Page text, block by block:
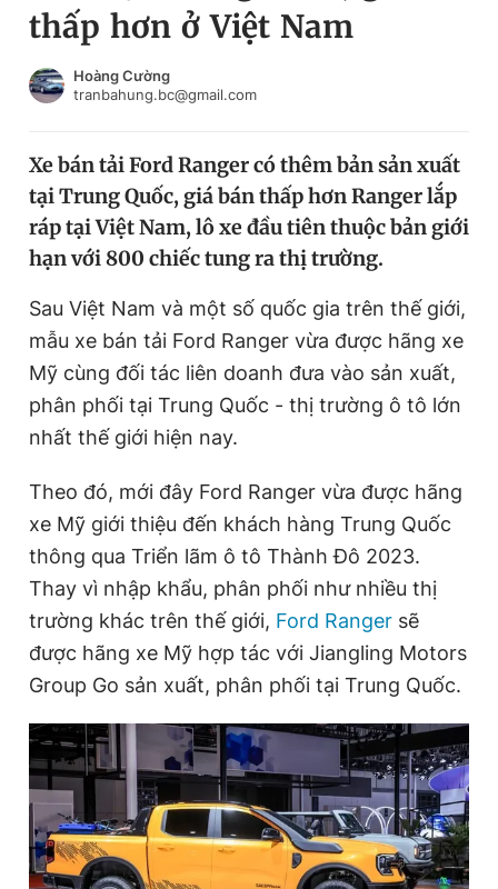
Chuyên mục khác
Chào ngày mới
Video Magazine
Tiện ích Bạn cần biết
Thông tin tòa soạn Liên hệ quảng cáo
Đọc Thanh Niên trên điện thoại
Hotline
0906 645 777
Liên hệ quảng cáo
0908 780 404
Đặt báo Quảng cáo RSS Tòa soạn Chính sách bảo
Tin đã xem
thấp hơn ở Việt Nam
Hoàng Cường
tranbahung.bc@gmail.com
Xe bán tải Ford Ranger có thêm bản sản xuất
tại Trung Quốc, giá bán thấp hơn Ranger lắp
ráp tại Việt Nam, lô xe đầu tiên thuộc bản giới
hạn với 800 chiếc tung ra thị trường.
Sau Việt Nam và một số quốc gia trên thế giới,
mẫu xe bán tải Ford Ranger vừa được hãng xe
Mỹ cùng đối tác liên doanh đưa vào sản xuất,
phân phối tại Trung Quốc - thị trường ô tô lớn
nhất thế giới hiện nay.
Theo đó, mới đây Ford Ranger vừa được hãng
xe Mỹ giới thiệu đến khách hàng Trung Quốc
thông qua Triển lãm ô tô Thành Đô 2023.
Thay vì nhập khẩu, phân phối như nhiều thị
trường khác trên thế giới, Ford Ranger sẽ
được hãng xe Mỹ hợp tác với Jiangling Motors
Group Go sản xuất, phân phối tại Trung Quốc.